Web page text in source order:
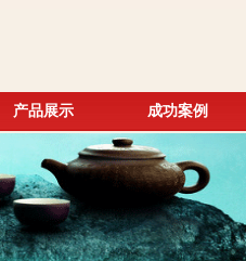
产品展示 成功案例